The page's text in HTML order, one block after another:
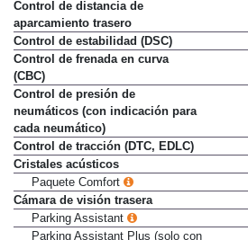
Control de distancia de
aparcamiento trasero
Control de estabilidad (DSC)
Control de frenada en curva
(CBC)
Control de presión de
neumáticos (con indicación para
cada neumático)
Control de tracción (DTC, EDLC)
Cristales acústicos
Paquete Comfort
Cámara de visión trasera
Parking Assistant